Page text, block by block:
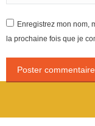
Enregistrez mon nom,
la prochaine fois que je
Poster commentaire